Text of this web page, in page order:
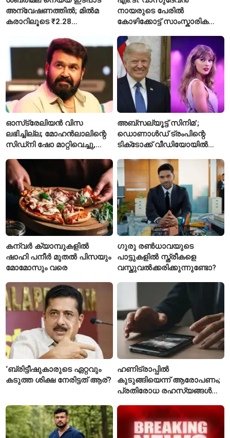
അന്വേഷണത്തിൽ; മിൽമ
കരാറിലൂടെ ₹2.28
എഫ്ഐആർ
നായരുടെ പേരിൽ
കോഴിക്കോട്ട് സാംസ്കാരിക
പ്രവർത്തനങ്ങൾക്ക് ₹50
കോടി
ഓസ്‌ട്രേലിയൻ വിസ
ലഭിച്ചില്ല; മോഹൻലാലിന്റെ
സിഡ്‌നി ഷോ മാറ്റിവെച്ചു,
ചോദിച്ച് താരം
അബ്സല്യൂട്ട് സിനിമ’;
ഡൊണാൾഡ് ട്രംപിന്റെ
ടിക്‌ടോക്ക് വീഡിയോയിൽ
‘August’ നീക്കം ചെയ്തു
കന്വർ ക്യാമ്പുകളിൽ
ഷാഹി പനീർ മുതൽ പിസയും
മോമോസും വരെ
ഗുരു രൺധാവയുടെ
പാട്ടുകളിൽ സ്ത്രീകളെ
വസ്തുവൽക്കരിക്കുന്നുണ്ടോ?
‘ബ്രിട്ടീഷുകാരുടെ ഏറ്റവും
കടുത്ത ശിക്ഷ നേരിട്ടത് ആര്?
ഹണിട്രാപ്പിൽ
കുടുങ്ങിയെന്ന് ആരോപണം;
പ്രതിരോധ രഹസ്യങ്ങൾ
വിങ് കമാൻഡർ അറസ്റ്റിൽ